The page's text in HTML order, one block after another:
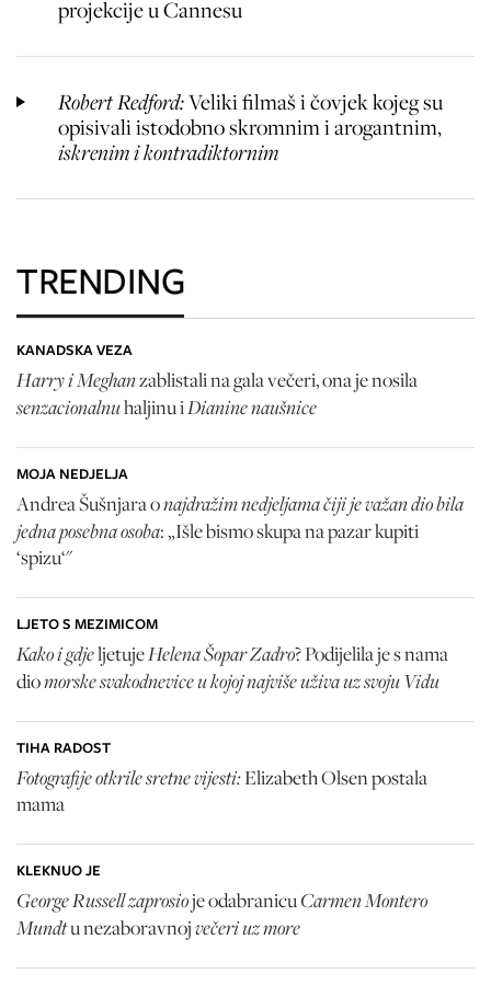
projekcije u Cannesu
Robert Redford:Veliki filmaš i čovjek kojeg su
opisivali istodobno skromnim i arogantnim,
iskrenim i kontradiktornim
TRENDING
KANADSKA VEZA
Harry i Meghanzablistali na gala večeri, ona je nosila
senzacionalnuhaljinu iDianine naušnice
MOJA NEDJELJA
Andrea Šušnjara onajdražim nedjeljama čiji je važan dio bila
jedna posebna osoba: „Išle bismo skupa na pazar kupiti
‘spizu‘"
LJETO S MEZIMICOM
Kako i gdjeljetujeHelena Šopar Zadro? Podijelila je s nama
diomorske svakodnevice u kojoj najviše uživa uz svoju Vidu
TIHA RADOST
Fotografije otkrile sretne vijesti:Elizabeth Olsenpostala
mama
KLEKNUO JE
George Russell zaprosioje odabranicuCarmen Montero
Mundtu nezaboravnojvečeri uz more